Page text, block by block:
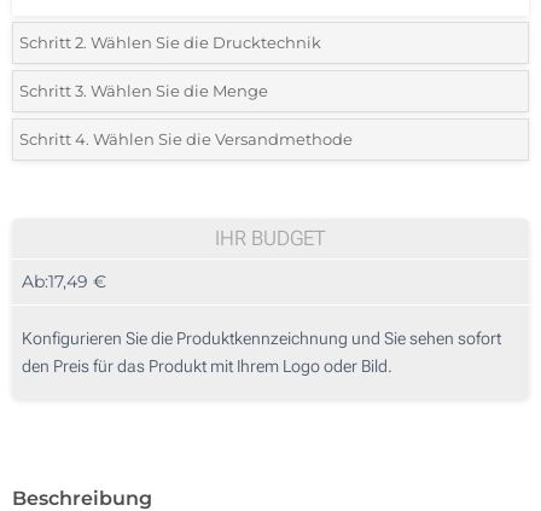
Schritt 2. Wählen Sie die Drucktechnik
*Wählen Sie die Druck- und Farbtechniken für Ihr Logo:
1 Farbig (Auf der Vorderseite)
Schritt 3. Wählen Sie die Menge
*Bitte wählen Sie Ihre gewünschte Menge
20
100
Schritt 4. Wählen Sie die Versandmethode
IHR BUDGET
Ab:17,49 €
Konfigurieren Sie die Produktkennzeichnung und Sie sehen sofort
den Preis für das Produkt mit Ihrem Logo oder Bild.
Beschreibung